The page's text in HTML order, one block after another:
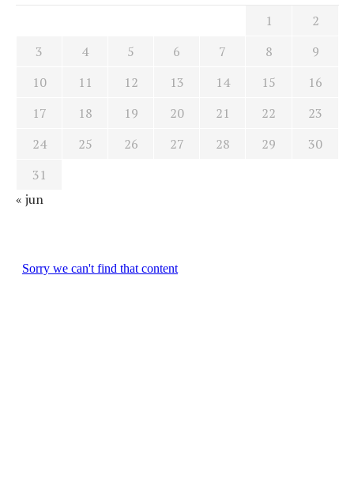
1
2
3
4 5 6 7 8
9
10
11 12 13 14 15
16
17
18 19 20 21 22
23
24
25 26 27 28 29
30
31
« jun